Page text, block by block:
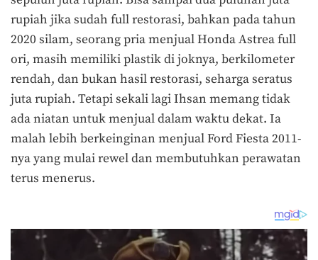
rupiah jika sudah full restorasi, bahkan pada tahun
2020 silam, seorang pria menjual Honda Astrea full
ori, masih memiliki plastik di joknya, berkilometer
rendah, dan bukan hasil restorasi, seharga seratus
juta rupiah. Tetapi sekali lagi Ihsan memang tidak
ada niatan untuk menjual dalam waktu dekat. Ia
malah lebih berkeinginan menjual Ford Fiesta 2011-
nya yang mulai rewel dan membutuhkan perawatan
terus menerus.